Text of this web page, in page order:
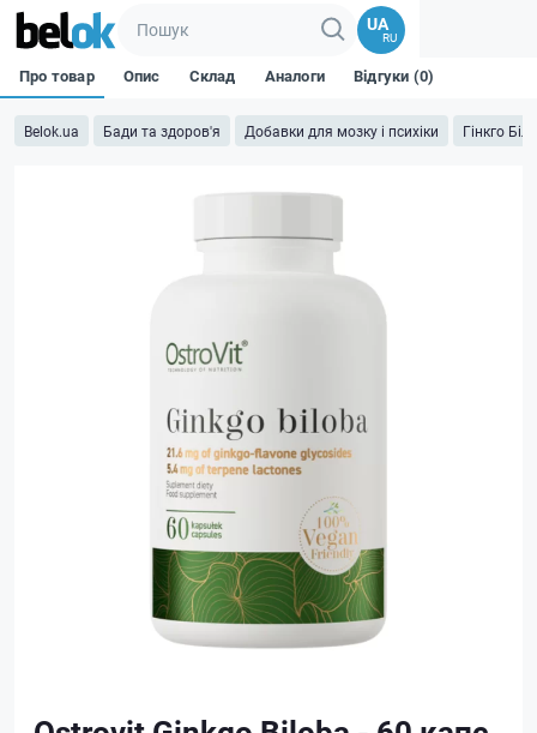
UA
RU
Belok.ua Бади та здоров'я Добавки для мозку і психіки Гінкго
Про товар Опис Склад Аналоги Відгуки (0)